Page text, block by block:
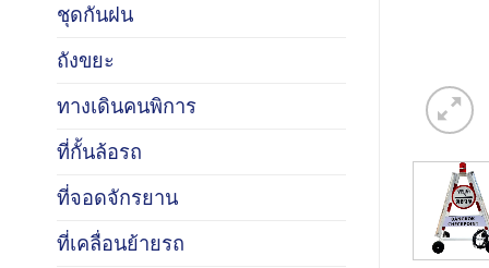
ชุดกันฝน
ถังขยะ
ทางเดินคนพิการ
ที่กั้นล้อรถ
ที่จอดจักรยาน
ที่เคลื่อนย้ายรถ